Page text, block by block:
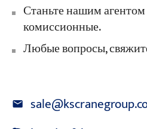
Станьте нашим агентом
комиссионные.
Любые вопросы,